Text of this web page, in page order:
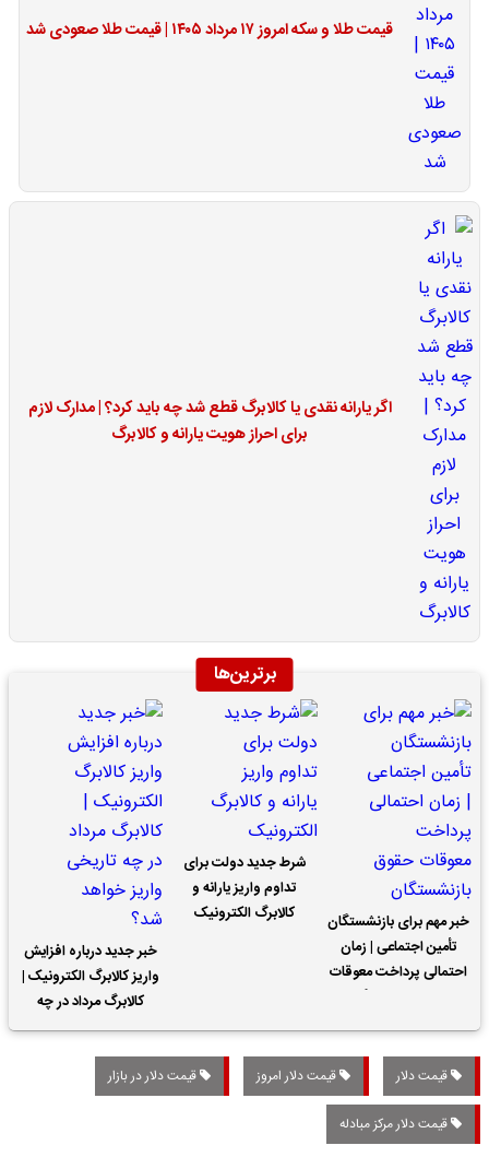
قیمت طلا و سکه امروز ۱۷ مرداد ۱۴۰۵ | قیمت طلا صعودی شد
اگر یارانه نقدی یا کالابرگ قطع شد چه باید کرد؟ | مدارک لازم
برای احراز هویت یارانه و کالابرگ
برترین‌ها
خبر مهم برای بازنشستگان
تأمین اجتماعی | زمان
احتمالی پرداخت معوقات
شرط جدید دولت برای
تداوم واریز یارانه و
کالابرگ الکترونیک
خبر جدید درباره افزایش
واریز کالابرگ الکترونیک |
کالابرگ مرداد در چه
تاریخی واریز خواهد شد؟
قیمت دلار قیمت دلار امروز قیمت دلار در بازار
قیمت دلار مرکز مبادله